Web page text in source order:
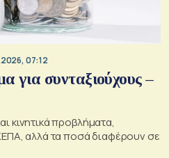
07:12
για συνταξιούχους –
κινητικά προβλήματα,